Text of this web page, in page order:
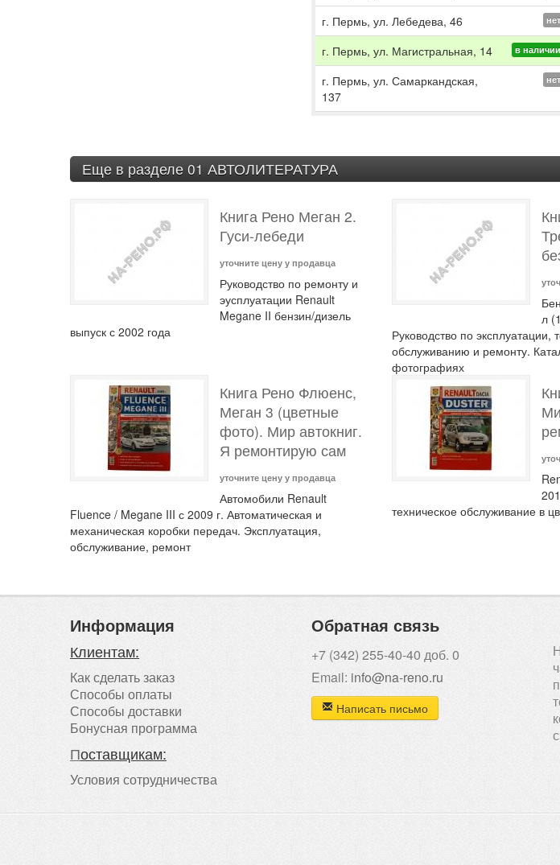
г. Пермь, ул. Лебедева, 46
нет
г. Пермь, ул. Магистральная, 14
в наличии
г. Пермь, ул. Самаркандская,
137
нет
Еще в разделе 01 АВТОЛИТЕРАТУРА
Книга Рено Меган 2.
Гуси-лебеди
уточните цену у продавца
Руководство по ремонту и
эусплуатации Renault
Megane II бензин/дизель
выпуск с 2002 года
л
Руководство по эксплуатации,
обслуживанию и ремонту.
фотографиях
Книга Рено Флюенс,
Меган 3 (цветные
фото). Мир автокниг.
Я ремонтирую сам
уточните цену у продавца
Автомобили Renault
Fluence / Megane III с 2009 г. Автоматическая и
механическая коробки передач. Эксплуатация,
обслуживание, ремонт
техническое обслуживание в
Информация
Клиентам:
Как сделать заказ
Способы оплаты
Способы доставки
Бонусная программа
Поставщикам:
Условия сотрудничества
Обратная связь
+7 (342) 255-40-40 доб. 0
Email: info@na-reno.ru
Написать письмо